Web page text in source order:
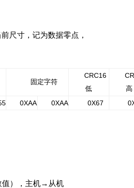
前尺寸， 记为数据零点，
固定字符
CRC16
低 高
0XAA 0XAA 0X67 0
），主机→ 从机